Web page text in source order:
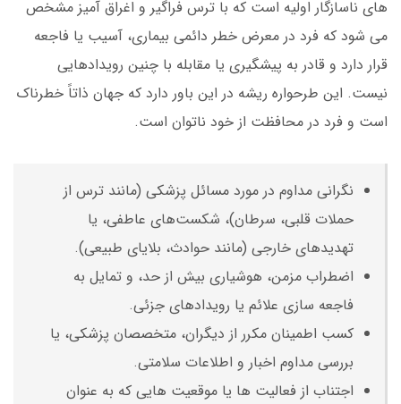
های ناسازگار اولیه است که با ترس فراگیر و اغراق آمیز مشخص
می شود که فرد در معرض خطر دائمی بیماری، آسیب یا فاجعه
قرار دارد و قادر به پیشگیری یا مقابله با چنین رویدادهایی
نیست. این طرحواره ریشه در این باور دارد که جهان ذاتاً خطرناک
است و فرد در محافظت از خود ناتوان است.
نگرانی مداوم در مورد مسائل پزشکی (مانند ترس از
حملات قلبی، سرطان)، شکست‌های عاطفی، یا
تهدیدهای خارجی (مانند حوادث، بلایای طبیعی).
اضطراب مزمن، هوشیاری بیش از حد، و تمایل به
فاجعه سازی علائم یا رویدادهای جزئی.
کسب اطمینان مکرر از دیگران، متخصصان پزشکی، یا
بررسی مداوم اخبار و اطلاعات سلامتی.
اجتناب از فعالیت ها یا موقعیت هایی که به عنوان